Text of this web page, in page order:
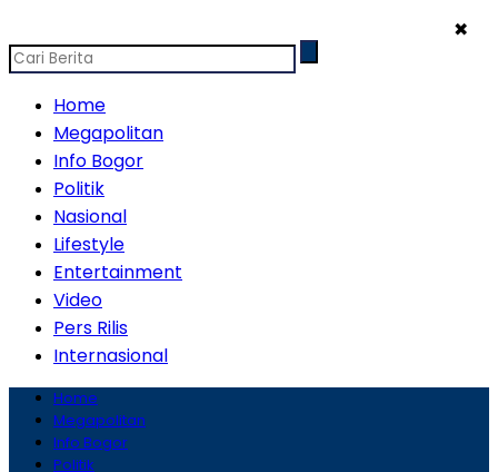
✖
Home
Megapolitan
Info Bogor
Politik
Nasional
Lifestyle
Entertainment
Video
Pers Rilis
Internasional
Home
Megapolitan
Info Bogor
Politik